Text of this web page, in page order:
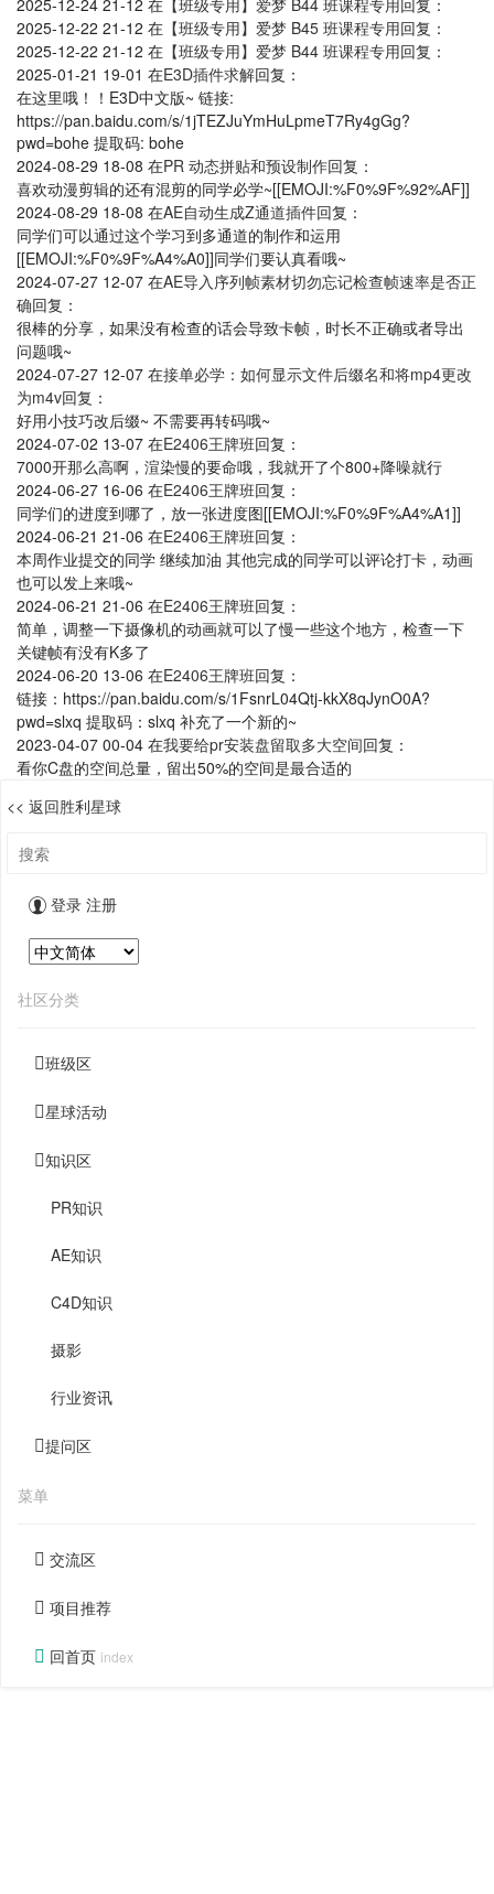
2025-12-24 21-12 在 【班级专用】爱梦 B44 班课程专用回复：
2025-12-22 21-12 在 【班级专用】爱梦 B45 班课程专用回复：
2025-12-22 21-12 在 【班级专用】爱梦 B44 班课程专用回复：
2025-01-21 19-01 在E3D插件求解回复：
在这里哦！！E3D中文版~ 链接:
https://pan.baidu.com/s/1jTEZJuYmHuLpmeT7Ry4gGg?
pwd=bohe 提取码: bohe
2024-08-29 18-08 在PR 动态拼贴和预设制作回复：
喜欢动漫剪辑的还有混剪的同学必学~[[EMOJI:%F0%9F%92%AF]]
2024-08-29 18-08 在AE自动生成Z通道插件回复：
同学们可以通过这个学习到多通道的制作和运用
[[EMOJI:%F0%9F%A4%A0]]同学们要认真看哦~
2024-07-27 12-07 在AE导入序列帧素材切勿忘记检查帧速率是否正
确回复：
很棒的分享，如果没有检查的话会导致卡帧，时长不正确或者导出
问题哦~
2024-07-27 12-07 在接单必学：如何显示文件后缀名和将mp4更改
为m4v回复：
好用小技巧改后缀~ 不需要再转码哦~
2024-07-02 13-07 在E2406王牌班回复：
7000开那么高啊，渲染慢的要命哦，我就开了个800+降噪就行
2024-06-27 16-06 在E2406王牌班回复：
同学们的进度到哪了，放一张进度图[[EMOJI:%F0%9F%A4%A1]]
2024-06-21 21-06 在E2406王牌班回复：
本周作业提交的同学 继续加油 其他完成的同学可以评论打卡，动画
也可以发上来哦~
2024-06-21 21-06 在E2406王牌班回复：
简单，调整一下摄像机的动画就可以了慢一些这个地方，检查一下
关键帧有没有K多了
2024-06-20 13-06 在E2406王牌班回复：
链接：https://pan.baidu.com/s/1FsnrL04Qtj-kkX8qJynO0A?
pwd=slxq 提取码：slxq 补充了一个新的~
2023-04-07 00-04 在我要给pr安装盘留取多大空间回复：
看你C盘的空间总量，留出50%的空间是最合适的
<< 返回胜利星球
登录 注册
社区分类
班级区
星球活动
知识区
PR知识
AE知识
C4D知识
摄影
行业资讯
提问区
菜单
交流区
项目推荐
回首页 index